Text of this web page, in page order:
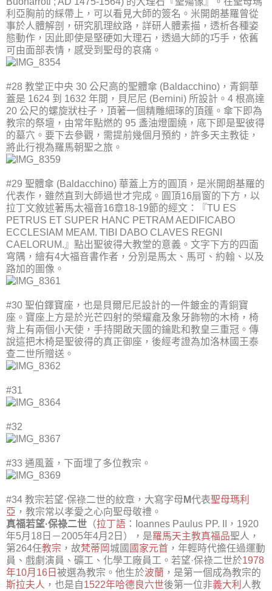
利亞胸前的綵帶上，可以看見大師的簽名。米開朗基羅曾從
事於人體解剖，研究肌理紋路，詳研人體素描，透析各種姿
態動作，因此即使是堅硬如大理石，透過大師的巧手，依舊
可由面部表情，感受到聖母的哀痛。
#28 教堂正中央 30 公尺高的聖體傘 (Baldacchino)，青銅華
蓋是 1624 到 1632 年間，貝尼尼 (Bernini) 所設計。4 根高達
20 公尺的螺旋狀柱子，頂著一個精雕細琢的頂篷。傘下即為
教宗的祭壇，由常年點燃的 95 盞油燈圍繞，底下即是聖彼得
的墓穴。要下去參觀，需提前幾個月預約，許多天主教徒，
將此行視為羅馬朝聖之旅。
#29 聖體傘 (Baldacchino) 華蓋上方的圓頂，是米開朗基羅的
代表作，雖然直到大師過世才完成。圓頂16扇窗的下方，以
拉丁文敘述著馬太福音16章18-19節的經文：『TU ES
PETRUS ET SUPER HANC PETRAM AEDIFICABO
ECCLESIAM MEAM. TIBI DABO CLAVES REGNI
CAELORUM.』點出聖彼得大教堂的意義。文字下方的四面
穹隅，繪有4大福音書作者，分別是馬太、馬可、約翰、以及
路加的圖像。
#30 聖伯鐸寶座，也是貝爾尼尼設計的一件鍍金的青銅寶
座。寶座上方是於光芒四射的榮耀龕及象牙飾物的木椅，椅
背上有兩個小天使，手持開啟天國的鑰匙和教皇三重冠。傳
說這把木椅是聖彼得的真正御座，後經考證為加洛林國王泰
查二世所贈送。
#31
#32
#33 通風蓋，下面埋了多位教宗。
#34 教宗若望·保祿二世的紋章，大寫字母 M代表聖母瑪利
亞 ，教宗常以孝愛之心向聖母敬禮。
真福若望·保祿二世 （拉丁語 ： Ioannes Paulus PP. II
，1920
年5月18日－2005年4月2日），是羅馬天主教真福品聖人，
第264任教宗 ，故梵蒂岡城國 國家元首 ，年輕時代擔任過運動
員、戲劇演員、礦工、化學工廠員工。若望·保祿二世於1978
年10月16日 被選為教宗。他生於波蘭 ，是第一個成為教宗的
斯拉夫人 ，也是自1522年哈德良六世後第一位非義大利 人教